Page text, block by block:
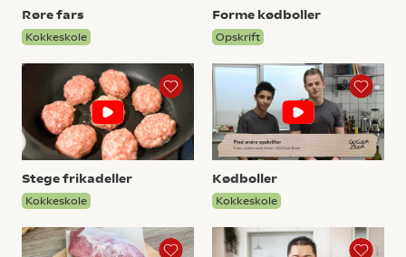
Røre fars
Kokkeskole
Forme kødboller
Opskrift
Stege frikadeller
Kokkeskole
Kødboller
Kokkeskole